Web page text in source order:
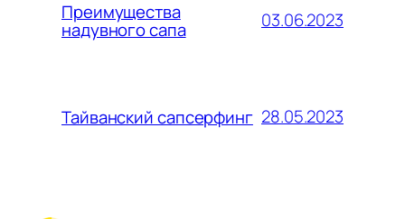
Преимущества
надувного сапа 03.06.2023
Тайванский сапсерфинг 28.05.2023